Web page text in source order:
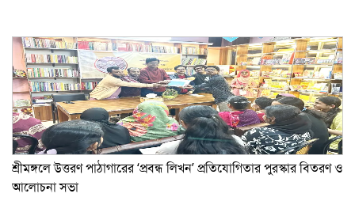
শ্রীমঙ্গলে উত্তরণ পাঠাগারের ‘প্রবন্ধ লিখন’ প্রতিযোগিতার পুরস্কার বিতরণ ও
আলোচনা সভা